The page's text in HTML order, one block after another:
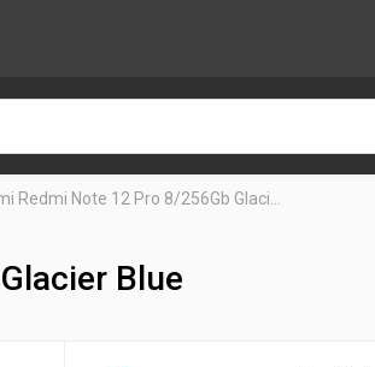
Redmi Note 12 Pro 8/256Gb Glaci...
Blue